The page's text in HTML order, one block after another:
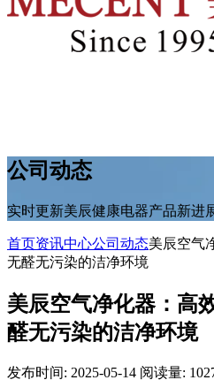
公司动态
实时更新美辰健康电器产品新进
首页资讯中心公司动态美辰空气
无醛无污染的洁净环境
美辰空气净化器：高
醛无污染的洁净环境
发布时间: 2025-05-14 阅读量: